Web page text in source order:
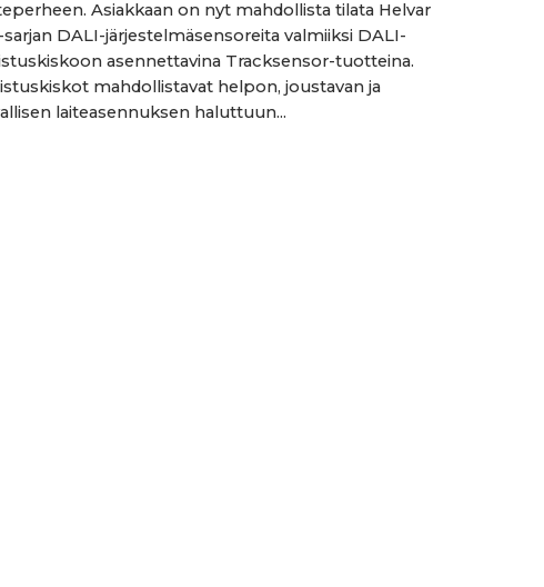
Asiakkaan on nyt mahdollista tilata Helvar
sarjan DALI-järjestelmäsensoreita valmiiksi DALI-
asennettavina Tracksensor-tuotteina.
mahdollistavat helpon, joustavan ja
laiteasennuksen haluttuun...